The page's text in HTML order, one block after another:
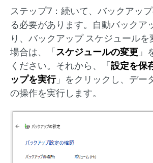
ステップ7：続いて、バックアッ
る必要があります。自動バックア
り、バックアップ スケジュールを
場合は、「 スケジュールの変更 」
ください。それから、「 設定を保
ップを実行」をクリックし、デー
の操作を実行します。